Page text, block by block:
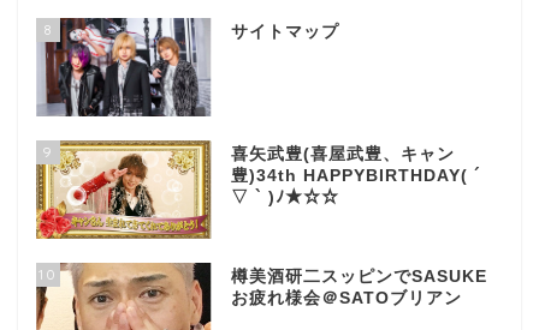
8 サイトマップ
9
喜矢武豊(喜屋武豊、キャン
豊)34th HAPPYBIRTHDAY( ´
▽ ` )ﾉ★☆☆
10
樽美酒研二スッピンでSASUKE
お疲れ様会＠SATOブリアン